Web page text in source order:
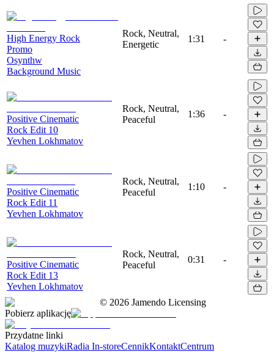
High Energy Rock
Promo
Osynthw
Background Music
Rock, Neutral,
Energetic
1:31 -
Positive Cinematic
Rock Edit 10
Yevhen Lokhmatov
Rock, Neutral,
Peaceful
1:36 -
Positive Cinematic
Rock Edit 11
Yevhen Lokhmatov
Rock, Neutral,
Peaceful
1:10 -
Positive Cinematic
Rock Edit 13
Yevhen Lokhmatov
Rock, Neutral,
Peaceful
0:31 -
© 2026 Jamendo Licensing
Pobierz aplikację
Przydatne linki
Katalog muzykiRadia In-storeCennikKontaktCentrum